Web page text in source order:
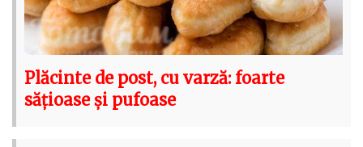
Plăcinte de post, cu varză: foarte
sățioase și pufoase